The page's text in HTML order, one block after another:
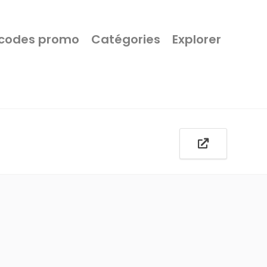
promo Catégories Explorer